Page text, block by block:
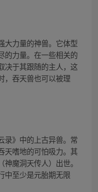
大力量的神兽。它体型
的力量。在一些相关的
决于其跟随的主人，这
，吞天兽也可以被理
录》中的上古异兽。常
天嗜地的可怕吸力。其
魔洞天传人）出世。
中至少是元胎期无限